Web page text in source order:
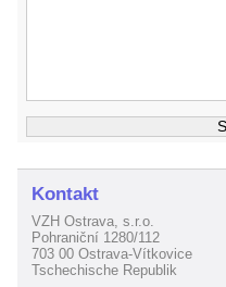
Kontakt
VZH Ostrava, s.r.o.
Pohraniční 1280/112
703 00 Ostrava-Vítkovice
Tschechische Republik